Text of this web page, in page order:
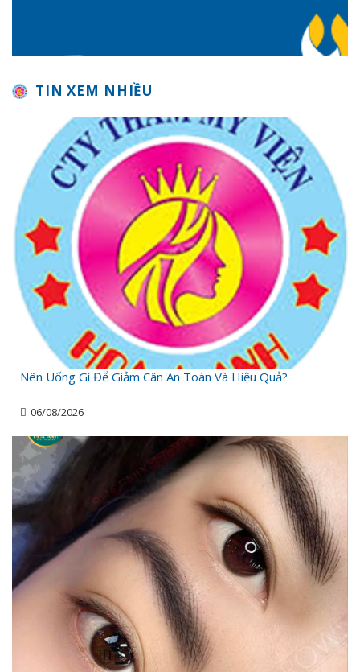
TIN XEM NHIỀU
Nên Uống Gì Để Giảm Cân An Toàn Và Hiệu Quả?
06/08/2026